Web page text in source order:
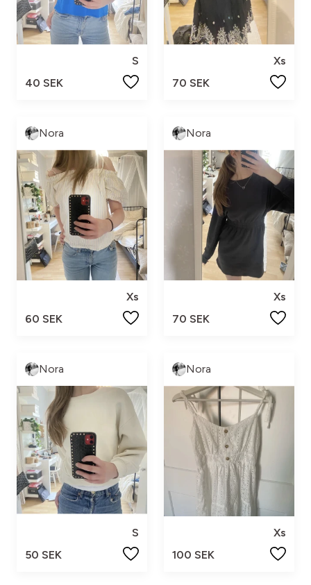
S
40 SEK
Xs
70 SEK
Nora
Xs
60 SEK
Nora
Xs
70 SEK
Nora
S
50 SEK
Nora
Xs
100 SEK